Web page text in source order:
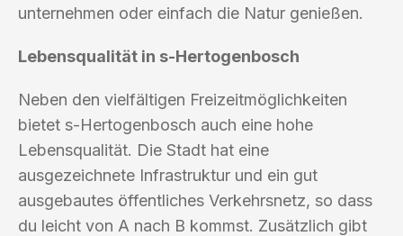
unternehmen oder einfach die Natur genießen.
Lebensqualität in s-Hertogenbosch
Neben den vielfältigen Freizeitmöglichkeiten
bietet s-Hertogenbosch auch eine hohe
Lebensqualität. Die Stadt hat eine
ausgezeichnete Infrastruktur und ein gut
ausgebautes öffentliches Verkehrsnetz, so dass
du leicht von A nach B kommst. Zusätzlich gibt